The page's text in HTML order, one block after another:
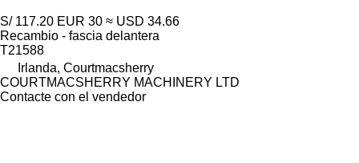
S/ 117.20 EUR 30 ≈ USD 34.66
Recambio - fascia delantera
T21588
Irlanda, Courtmacsherry
COURTMACSHERRY MACHINERY LTD
Contacte con el vendedor